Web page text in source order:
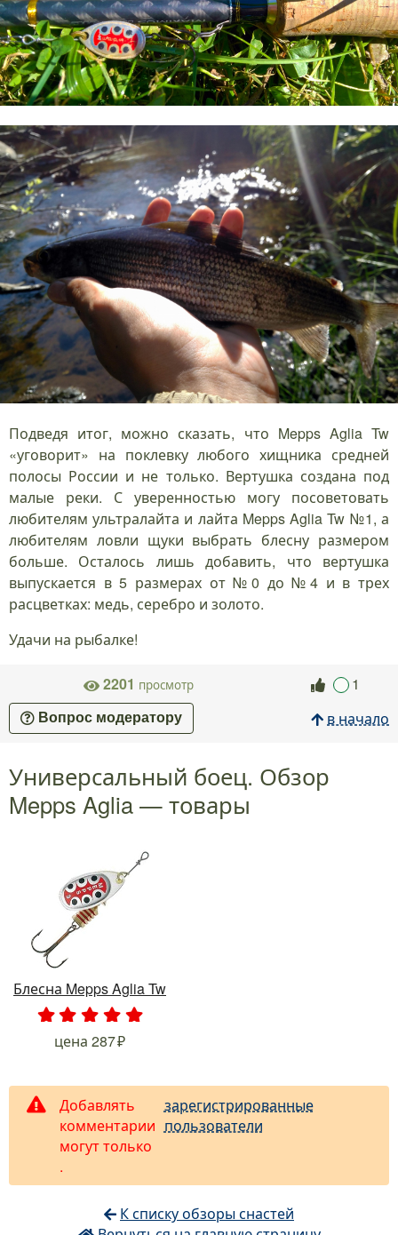
Подведя итог, можно сказать, что Mepps Aglia Tw
«уговорит» на поклевку любого хищника средней
полосы России и не только. Вертушка создана под
малые реки. С уверенностью могу посоветовать
любителям ультралайта и лайта Mepps Aglia Tw №1, а
любителям ловли щуки выбрать блесну размером
больше. Осталось лишь добавить, что вертушка
выпускается в 5 размерах от №0 до №4 и в трех
расцветках: медь, серебро и золото.
Удачи на рыбалке!
2201 просмотр 1
Вопрос модератору в начало
Универсальный боец. Обзор
Mepps Aglia — товары
Блесна Mepps Aglia Tw
. .
цена 287
Добавлять
комментарии
могут только
зарегистрированные
пользователи
.
К списку обзоры снастей